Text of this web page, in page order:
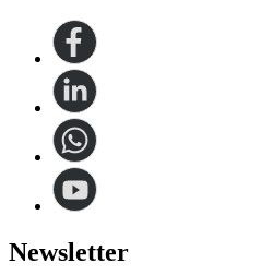
Newsletter